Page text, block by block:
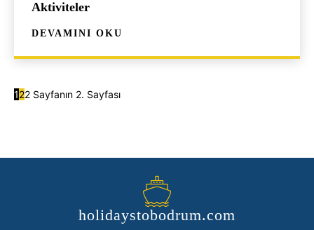
Aktiviteler
DEVAMINI OKU
122 Sayfanın 2. Sayfası
holidaystobodrum.com